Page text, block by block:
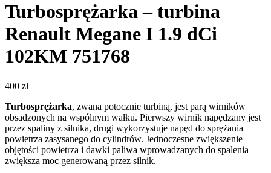
Turbosprężarka – turbina
Renault Megane I 1.9 dCi
102KM 751768
400 zł
Turbosprężarka, zwana potocznie turbiną, jest parą wirników
obsadzonych na wspólnym wałku. Pierwszy wirnik napędzany jest
przez spaliny z silnika, drugi wykorzystuje napęd do sprężania
powietrza zasysanego do cylindrów. Jednoczesne zwiększenie
objętości powietrza i dawki paliwa wprowadzanych do spalenia
zwiększa moc generowaną przez silnik.